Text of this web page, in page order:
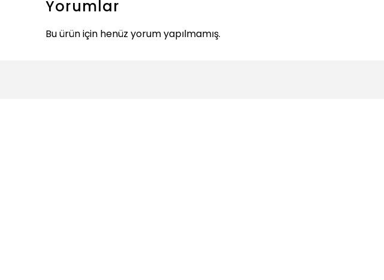
Yorumlar
Bu ürün için henüz yorum yapılmamış.